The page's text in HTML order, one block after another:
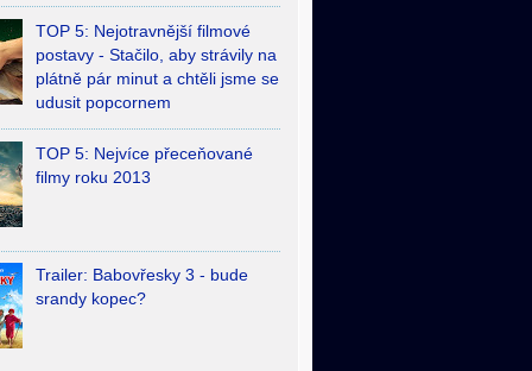
TOP 5: Nejotravnější filmové
postavy - Stačilo, aby strávily na
plátně pár minut a chtěli jsme se
udusit popcornem
TOP 5: Nejvíce přeceňované
filmy roku 2013
Trailer: Babovřesky 3 - bude
srandy kopec?